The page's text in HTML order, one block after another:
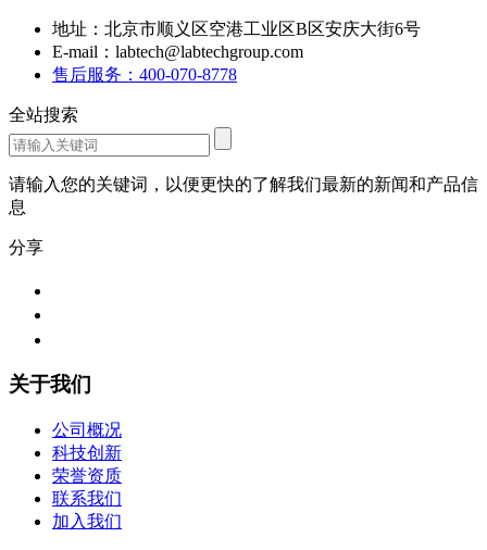
地址：北京市顺义区空港工业区B区安庆大街6号
E-mail：labtech@labtechgroup.com
售后服务：400-070-8778
全站搜索
请输入您的关键词，以便更快的了解我们最新的新闻和产品信
息
分享
关于我们
公司概况
科技创新
荣誉资质
联系我们
加入我们